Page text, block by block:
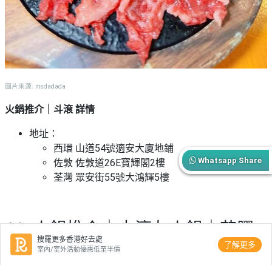
Whatsapp Share
搜羅更多香港好去處
室內/室外活動優惠低至半價
了解更多
圖片來源: msdadada
火鍋推介｜斗滾 詳情
地址：
西環 山道54號適安大廈地鋪
佐敦 佐敦道26E寶輝閣2樓
荃灣 眾安街55號大鴻輝5樓
11. 火鍋推介｜大滾友火鍋｜花膠
雞湯底 (元朗)